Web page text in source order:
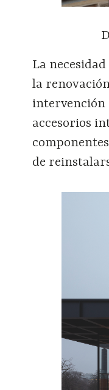
La
la
intervención
accesorios
de